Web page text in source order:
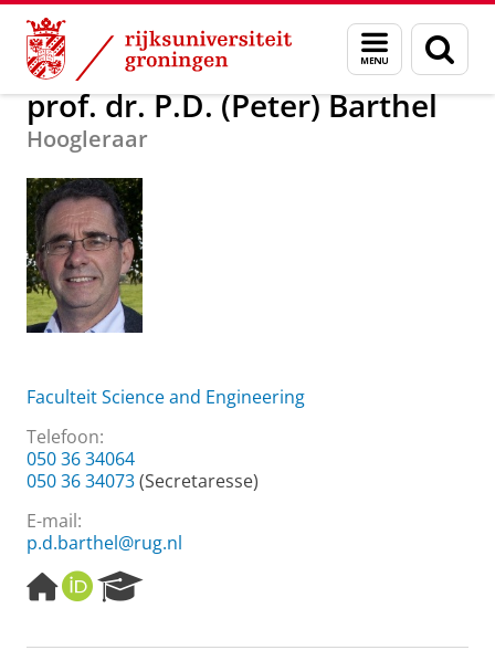
Skip
Content
Skip
Navigation
Menu
en
zoeken
Over ons prof. dr. P.D. (Peter) Barthel
prof. dr. P.D. (Peter) Barthel
Hoogleraar
Faculteit Science and Engineering
Telefoon:
050 36 34064
050 36 34073(Secretaresse)
E-mail:
p.d.barthel@rug.nl
H
o
e
O
R
I
e